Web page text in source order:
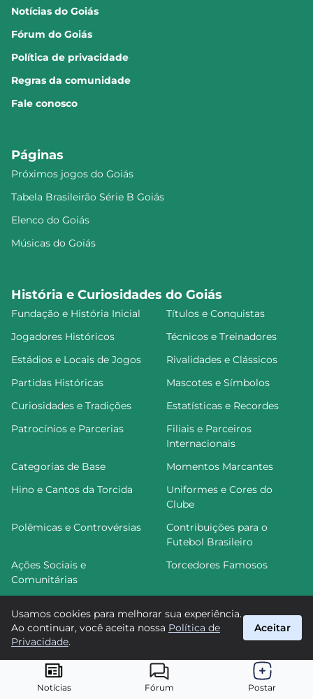
Notícias Fórum Postar
Notícias do Goiás
Fórum do Goiás
Política de privacidade
Regras da comunidade
Fale conosco
Páginas
Próximos jogos do Goiás
Tabela Brasileirão Série B Goiás
Elenco do Goiás
Músicas do Goiás
História e Curiosidades do Goiás
Fundação e História Inicial
Títulos e Conquistas
Jogadores Históricos
Técnicos e Treinadores
Estádios e Locais de Jogos
Rivalidades e Clássicos
Partidas Históricas
Mascotes e Símbolos
Curiosidades e Tradições
Estatísticas e Recordes
Patrocínios e Parcerias
Filiais e Parceiros
Internacionais
Categorias de Base
Momentos Marcantes
Hino e Cantos da Torcida
Uniformes e Cores do
Clube
Polêmicas e Controvérsias
Contribuições para o
Futebol Brasileiro
Ações Sociais e
Comunitárias
Torcedores Famosos
FutGoiás
© 2026 FutGoiás. Todos os direitos reservados.
Usamos cookies para melhorar sua experiência.
Ao continuar, você aceita nossa Política de
Privacidade.
Aceitar